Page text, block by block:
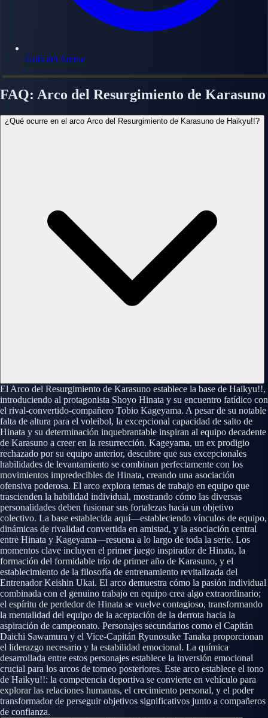
Guía del Anime
FAQ: Arco del Resurgimiento de Karasuno
¿Qué ocurre en el arco Arco del Resurgimiento de Karasuno de Haikyu!!?
El Arco del Resurgimiento de Karasuno establece la base de Haikyu!!,
introduciendo al protagonista Shoyo Hinata y su encuentro fatídico con
el rival-convertido-compañero Tobio Kageyama. A pesar de su notable
falta de altura para el voleibol, la excepcional capacidad de salto de
Hinata y su determinación inquebrantable inspiran al equipo decadente
de Karasuno a creer en la resurrección. Kageyama, un ex prodigio
rechazado por su equipo anterior, descubre que sus excepcionales
habilidades de levantamiento se combinan perfectamente con los
movimientos impredecibles de Hinata, creando una asociación
ofensiva poderosa. El arco explora temas de trabajo en equipo que
trascienden la habilidad individual, mostrando cómo las diversas
personalidades deben fusionar sus fortalezas hacia un objetivo
colectivo. La base establecida aquí—estableciendo vínculos de equipo,
dinámicas de rivalidad convertida en amistad, y la asociación central
entre Hinata y Kageyama—resuena a lo largo de toda la serie. Los
momentos clave incluyen el primer juego inspirador de Hinata, la
formación del formidable trío de primer año de Karasuno, y el
establecimiento de la filosofía de entrenamiento revitalizada del
Entrenador Keishin Ukai. El arco demuestra cómo la pasión individual
combinada con el genuino trabajo en equipo crea algo extraordinario;
el espíritu de perdedor de Hinata se vuelve contagioso, transformando
la mentalidad del equipo de la aceptación de la derrota hacia la
aspiración de campeonato. Personajes secundarios como el Capitán
Daichi Sawamura y el Vice-Capitán Ryunosuke Tanaka proporcionan
el liderazgo necesario y la estabilidad emocional. La química
desarrollada entre estos personajes establece la inversión emocional
crucial para los arcos de torneo posteriores. Este arco establece el tono
de Haikyu!!: la competencia deportiva se convierte en vehículo para
explorar las relaciones humanas, el crecimiento personal, y el poder
transformador de perseguir objetivos significativos junto a compañeros
de confianza.